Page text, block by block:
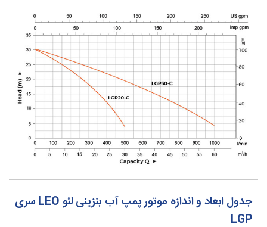
جدول ابعاد و اندازه موتور پمپ آب بنزینی لئو LEO سری
LGP